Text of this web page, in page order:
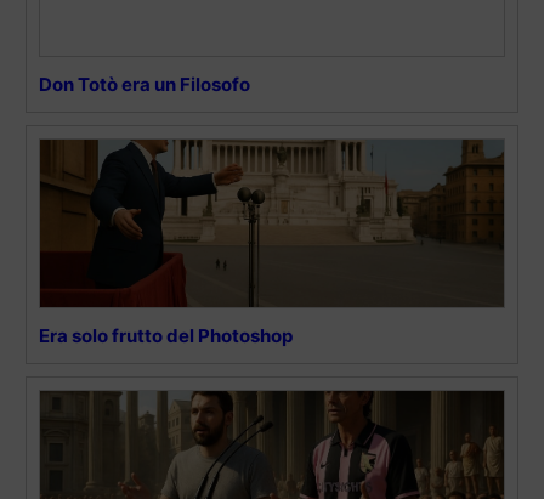
Don Totò era un Filosofo
Era solo frutto del Photoshop